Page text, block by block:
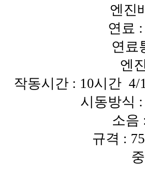
엔진
연료
연료
엔
작동시간 : 10시간 4/
시동방식
소음
규격 :